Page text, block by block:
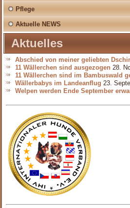
Pflege
Aktuelle NEWS
Aktuelles
Abschied von meiner geliebten
11 Wällerchen sind ausgezogen 28.
11 Wällerchen sind im Bambuswald
Wällerbabys im Landeanflug 23.
Welpen werden Ende September